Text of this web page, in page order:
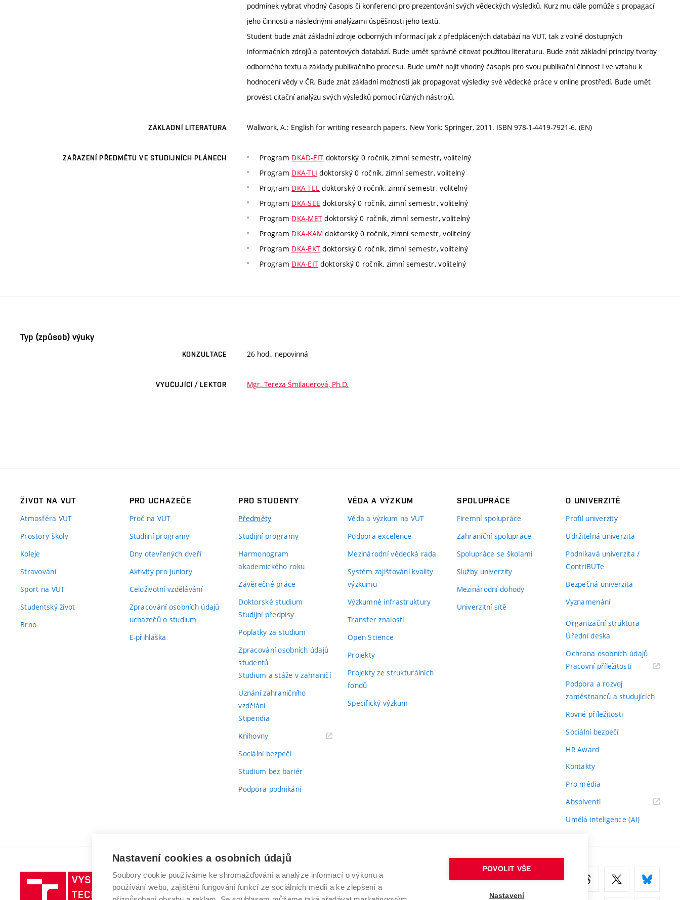
podmínek vybrat vhodný časopis či konferenci pro prezentování svých vědeckých výsledků. Kurz mu dále pomůže s propagací
jeho činnosti a následnými analýzami úspěšnosti jeho textů.
Student bude znát základní zdroje odborných informací jak z předplácených databází na VUT, tak z volně dostupných
informačních zdrojů a patentových databází. Bude umět správně citovat použitou literaturu. Bude znát základní principy tvorby
odborného textu a základy publikačního procesu. Bude umět najít vhodný časopis pro svou publikační činnost i ve vztahu k
hodnocení vědy v ČR. Bude znát základní možnosti jak propagovat výsledky své vědecké práce v online prostředí. Bude umět
provést citační analýzu svých výsledků pomocí různých nástrojů.
ZÁKLADNÍ LITERATURA Wallwork, A.: English for writing research papers. New York: Springer, 2011. ISBN 978-1-4419-7921-6. (EN)
ZAŘAZENÍ PŘEDMĚTU VE STUDIJNÍCH PLÁNECH Program DKAD-EIT doktorský 0 ročník, zimní semestr, volitelný
Program DKA-TLI doktorský 0 ročník, zimní semestr, volitelný
Program DKA-TEE doktorský 0 ročník, zimní semestr, volitelný
Program DKA-SEE doktorský 0 ročník, zimní semestr, volitelný
Program DKA-MET doktorský 0 ročník, zimní semestr, volitelný
Program DKA-KAM doktorský 0 ročník, zimní semestr, volitelný
Program DKA-EKT doktorský 0 ročník, zimní semestr, volitelný
Program DKA-EIT doktorský 0 ročník, zimní semestr, volitelný
Typ (způsob) výuky
KONZULTACE 26 hod., nepovinná
VYUČUJÍCÍ / LEKTOR Mgr. Tereza Šmilauerová, Ph.D.
ŽIVOT NA VUT
Atmosféra VUT
Prostory školy
Koleje
Stravování
Sport na VUT
Studentský život
Brno
PRO UCHAZEČE
Proč na VUT
Studijní programy
Dny otevřených dveří
Aktivity pro juniory
Celoživotní vzdělávání
Zpracování osobních údajů
uchazečů o studium
E-přihláška
PRO STUDENTY
Předměty
Studijní programy
Harmonogram
akademického roku
Závěrečné práce
Doktorské studium
Studijní předpisy
Poplatky za studium
Zpracování osobních údajů
studentů
Studium a stáže v zahraničí
Uznání zahraničního
vzdělání
Stipendia
Knihovny(externí
Sociální bezpečí
Studium bez bariér
Podpora podnikání
VĚDA A VÝZKUM
Věda a výzkum na VUT
Podpora excelence
Mezinárodní vědecká rada
Systém zajišťování kvality
výzkumu
Výzkumné infrastruktury
Transfer znalostí
Open Science
Projekty
Projekty ze strukturálních
fondů
Specifický výzkum
SPOLUPRÁCE
Firemní spolupráce
Zahraniční spolupráce
Spolupráce se školami
Služby univerzity
Mezinárodní dohody
Univerzitní sítě
O UNIVERZITĚ
Profil univerzity
Udržitelná univerzita
Podnikavá univerzita /
ContriBUTe
Bezpečná univerzita
Vyznamenání
Organizační struktura
Úřední deska
Ochrana osobních údajů
Pracovní příležitosti(externí
Podpora a rozvoj
zaměstnanců a studujících
Rovné příležitosti
Sociální bezpečí
HR Award
Kontakty
Pro média
Absolventi(externí
Umělá inteligence (AI)
Vysoké
učení
VYSOKÉ UČENÍ TECHNICKÉ V BRNĚ
Antonínská 548/1
www.vut.cz
Nastavení cookies a osobních údajů
Soubory cookie používáme ke shromažďování a analýze informací o výkonu a
používání webu, zajištění fungování funkcí ze sociálních médií a ke zlepšení a
POVOLIT VŠE
Nastavení